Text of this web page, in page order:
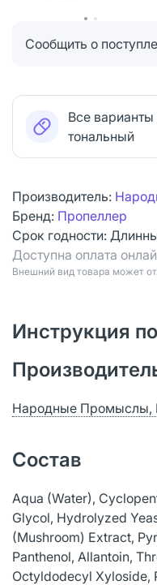
Сообщить о
Все
тональный
Производитель:
Бренд: Пропеллер
Срок годности:
Доступна оплата
Bнешний вид товара может
Инструкция
Народные Промыслы,
Состав
Aqua (Water),
Glycol, Hydrolyzed
(Mushroom) Extract,
Panthenol, Allantoin,
Octyldodecyl Xyloside,